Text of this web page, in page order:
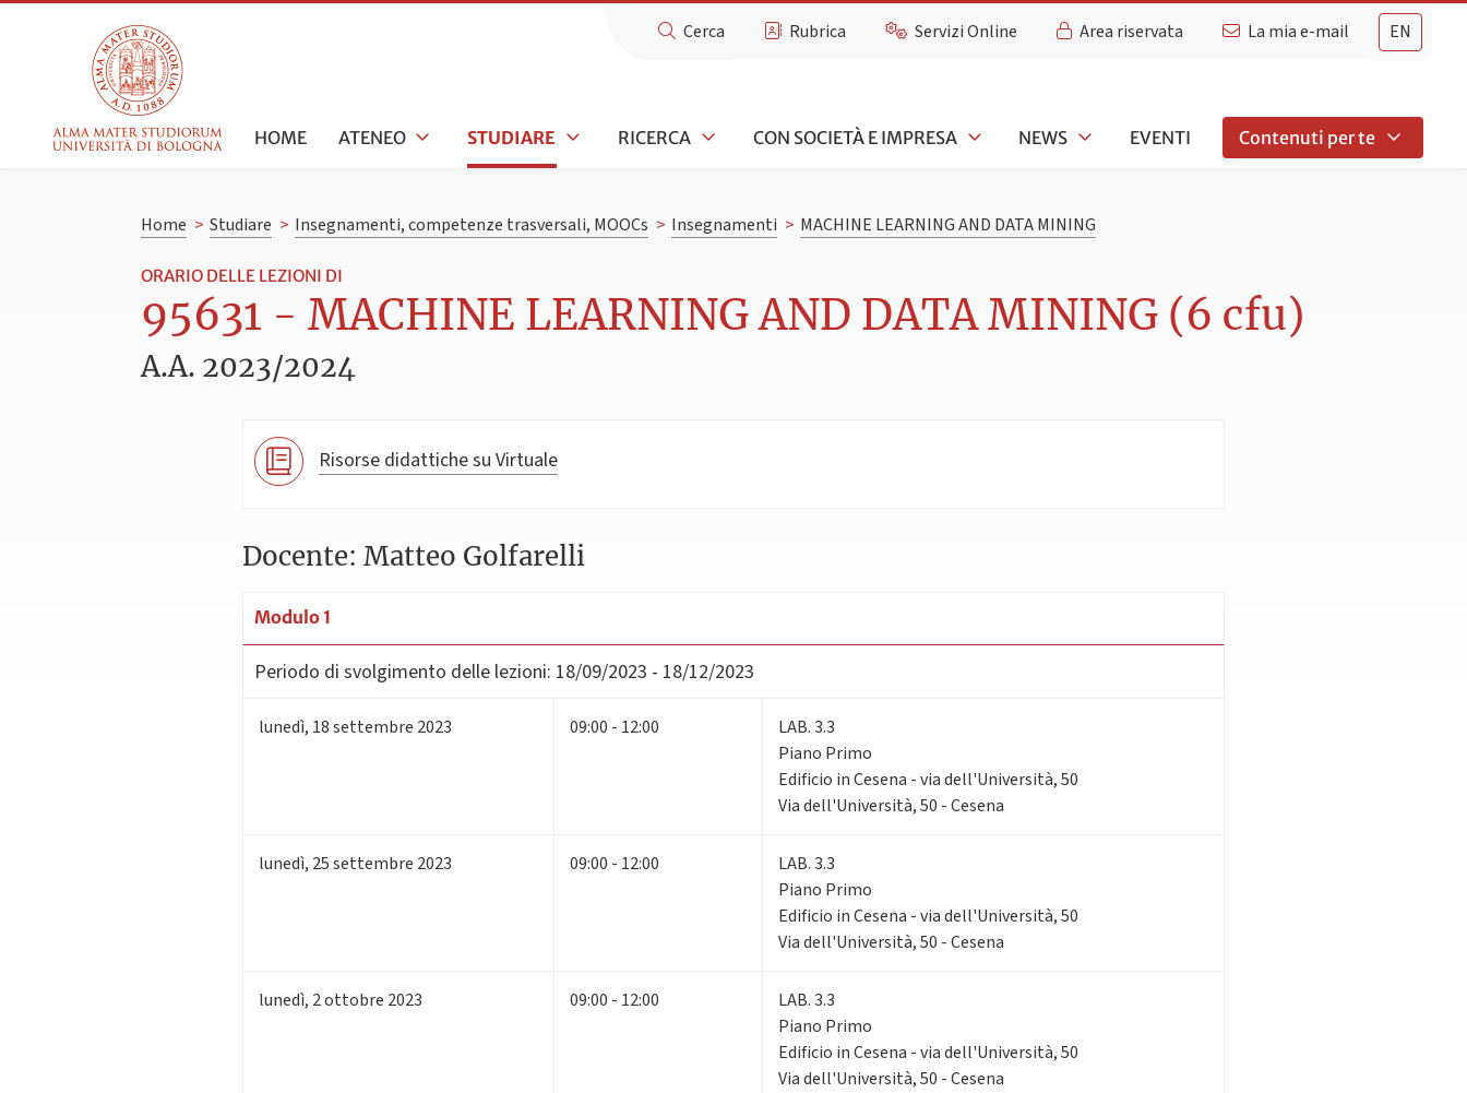
EN
Cerca Rubrica Servizi Online Area riservata La mia e-mail
HOME ATENEO STUDIARE RICERCA CON SOCIETÀ E IMPRESA NEWS EVENTI Contenuti per te
Home > Studiare > Insegnamenti, competenze trasversali, MOOCs > Insegnamenti > MACHINE LEARNING AND DATA MINING
ORARIO DELLE LEZIONI DI
95631 - MACHINE LEARNING AND DATA MINING (6 cfu)
A.A. 2023/2024
Risorse didattiche su Virtuale
Docente: Matteo Golfarelli
Modulo 1
Periodo di svolgimento delle lezioni: 18/09/2023 - 18/12/2023
lunedì, 18settembre 2023 09:00 - 12:00
LAB. 3.3
Piano Primo
Edificio in Cesena - via dell'Università, 50
Via dell'Università, 50 - Cesena
lunedì, 25settembre 2023 09:00 - 12:00
LAB. 3.3
Piano Primo
Edificio in Cesena - via dell'Università, 50
Via dell'Università, 50 - Cesena
lunedì, 2ottobre 2023 09:00 - 12:00
LAB. 3.3
Piano Primo
Edificio in Cesena - via dell'Università, 50
Via dell'Università, 50 - Cesena